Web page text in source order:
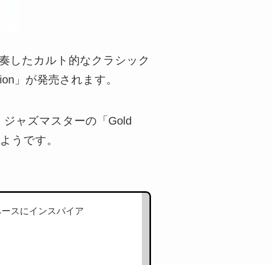
したカルト的なクラシック
」が発売されます。
ャズマスターの「Gold
うです。
スにインスパイア